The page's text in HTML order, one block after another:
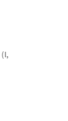
(l,